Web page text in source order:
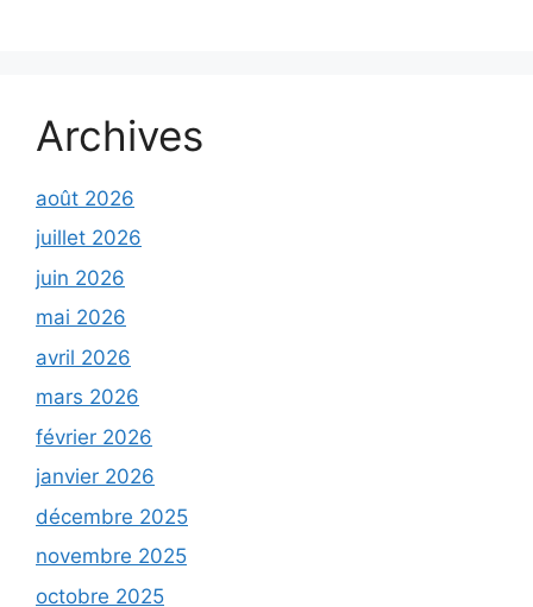
Archives
août 2026
juillet 2026
juin 2026
mai 2026
avril 2026
mars 2026
février 2026
janvier 2026
décembre 2025
novembre 2025
octobre 2025